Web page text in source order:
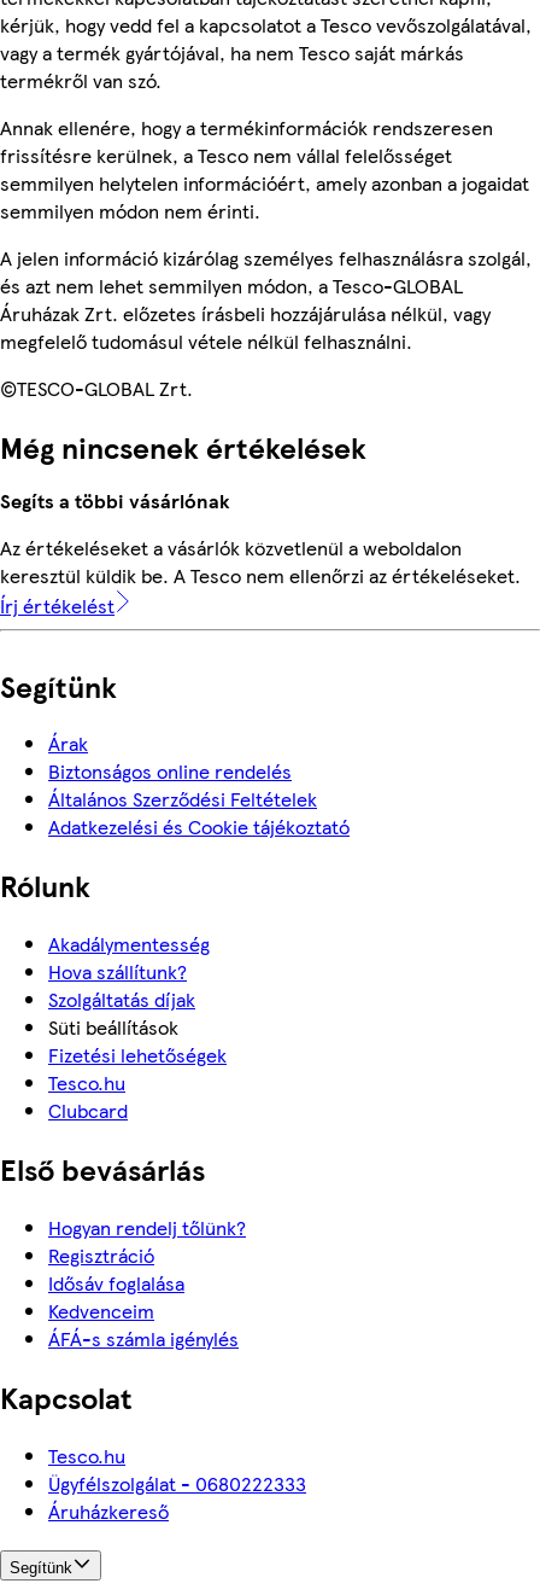
kérjük, hogy vedd fel a kapcsolatot a Tesco vevőszolgálatával,
vagy a termék gyártójával, ha nem Tesco saját márkás
termékről van szó.
Annak ellenére, hogy a termékinformációk rendszeresen
frissítésre kerülnek, a Tesco nem vállal felelősséget
semmilyen helytelen információért, amely azonban a jogaidat
semmilyen módon nem érinti.
A jelen információ kizárólag személyes felhasználásra szolgál,
és azt nem lehet semmilyen módon, a Tesco-GLOBAL
Áruházak Zrt. előzetes írásbeli hozzájárulása nélkül, vagy
megfelelő tudomásul vétele nélkül felhasználni.
©TESCO-GLOBAL Zrt.
Még nincsenek értékelések
Segíts a többi vásárlónak
Az értékeléseket a vásárlók közvetlenül a weboldalon
keresztül küldik be. A Tesco nem ellenőrzi az értékeléseket.
Írj értékelést
Segítünk
Árak
Biztonságos online rendelés
Általános Szerződési Feltételek
Adatkezelési és Cookie tájékoztató
Rólunk
Akadálymentesség
Hova szállítunk?
Szolgáltatás díjak
Süti beállítások
Fizetési lehetőségek
Tesco.hu
Clubcard
Első bevásárlás
Hogyan rendelj tőlünk?
Regisztráció
Idősáv foglalása
Kedvenceim
ÁFÁ-s számla igénylés
Kapcsolat
Tesco.hu
Ügyfélszolgálat - 0680222333
Áruházkereső
Segítünk